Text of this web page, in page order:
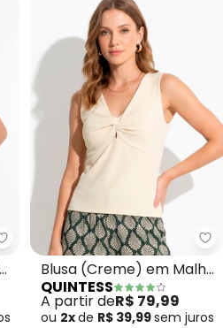
Quintess - Blusa (Floral Off
Blusa (Creme) em Malha
Crepe
QUINTESS
A partir deR$ 79,99
ou 2xde R$ 39,99sem juros